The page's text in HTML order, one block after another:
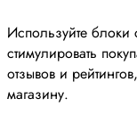
Используйте
стимулировать
отзывов и
магазину.